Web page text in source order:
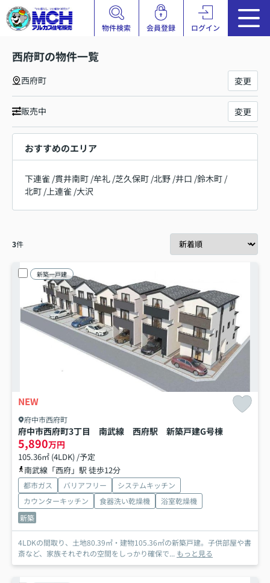
物件検索 会員登録 ログイン
西府町の物件一覧
西府町 変更
販売中 変更
おすすめのエリア
下連雀 /貫井南町 /牟礼 /芝久保町 /北野 /井口 /鈴木町 /
北町 / 上連雀 /大沢
3件
新築一戸建
NEW
府中市西府町
府中市西府町3丁目 南武線 西府駅 新築戸建G号棟
5,890万円
105.36㎡ (4LDK) /予定
南武線「西府」駅 徒歩12分
都市ガス バリアフリー
システムキッチン
カウンターキッチン
食器洗い乾燥機
浴室乾燥機
新築
4LDKの間取り、土地80.39㎡・建物105.36㎡の新築戸建。子供部屋や書
斎など、家族それぞれの空間をしっかり確保で... もっと見る